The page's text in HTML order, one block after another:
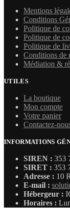
Mentions
Conditions
Politique de
Politique de
Politique de
Conditions de
Médiation &
UTILES
La boutique
Mon compte
Votre panier
Contactez-
INFORMATIONS
SIREN : 353
SIRET : 353
Adresse : 10
E-mail :
Hébergeur :
Horaires :